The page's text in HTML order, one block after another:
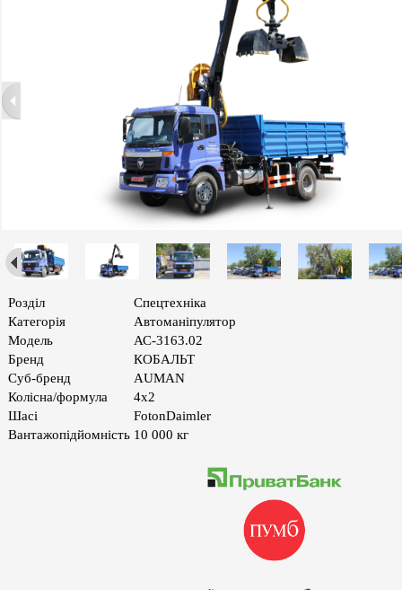
Розділ
Спецтехніка
Категорія
Автоманіпулятор
Модель
АС-3163.02
Бренд
КОБАЛЬТ
Суб-бренд
AUMAN
Колiсна/формула
4х2
Шасі
FotonDaimler
Вантажопідйомність 10 000 кг